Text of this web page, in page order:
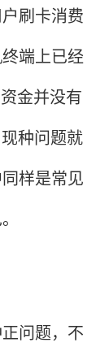
刷卡消费
端上已经
金并没有
种问题就
样是常见
问题，不